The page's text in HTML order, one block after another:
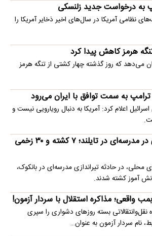
به درخواست جدید زلنسکی
نظامی آمریکا در سال‌های اخیر ذخایر آمریکا را
هرمز کاهش پیدا کرد
می‌دهد که روز گذشته چهار کشتی از تنگه هرمز
اعلام کرد: آمریکا به دنبال رویارویی نیست و
جزئیات تیراندازی در مدرسه‌ای در تایلند؛ ۷ کشته و ۳۰ زخمی
محلی، در حادثه تیراندازی مدرسه‌ای در بانکوک،
آموز کشته شدند.
واقعی؛ مذاکره استقلال با سردار آزمون!
نقل‌وانتقالاتی بسته روزهای دشواری را سپری
نام سردار آزمون به عنوان…